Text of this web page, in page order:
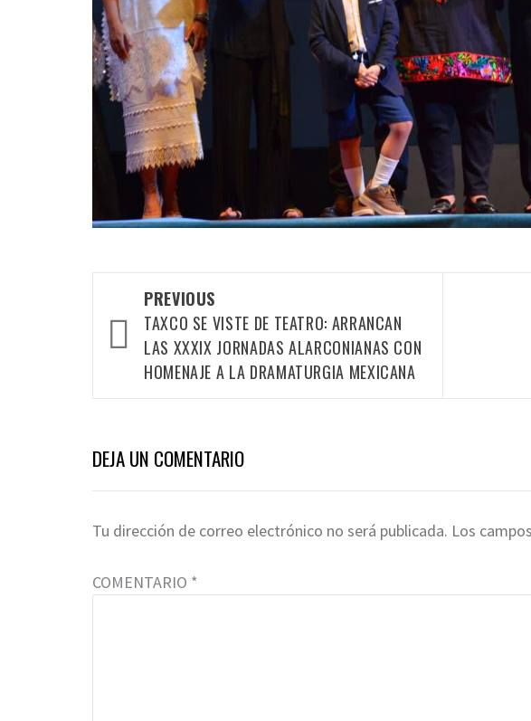
navigation
PREVIOUS
TAXCO SE VISTE DE TEATRO: ARRANCAN
LAS XXXIX JORNADAS ALARCONIANAS CON
HOMENAJE A LA DRAMATURGIA MEXICANA
DEJA UN COMENTARIO
Tu dirección de correo electrónico no será publicada. Los
COMENTARIO *